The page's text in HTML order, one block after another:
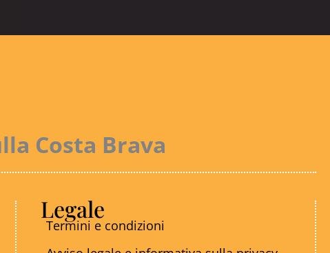
Costa Brava
Legale
Termini e condizioni